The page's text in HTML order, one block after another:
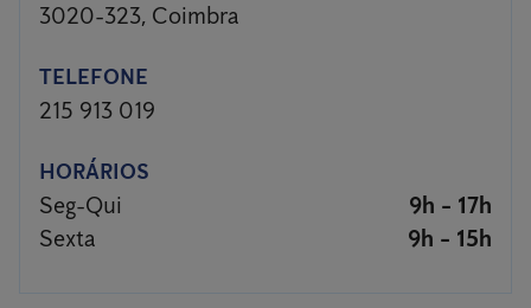
3020-323, Coimbra
TELEFONE
215 913 019
HORÁRIOS
Seg-Qui
9h - 17h
Sexta
9h - 15h